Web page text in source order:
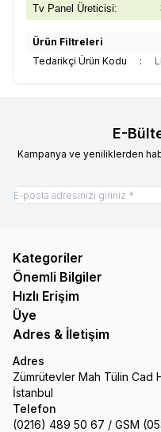
Tv Panel Üreticisi:
Ürün Filtreleri
Tedarikçi Ürün Kodu
:
E-
Kampanya ve yeniliklerden
Kategoriler
Önemli Bilgiler
Hızlı Erişim
Üye
Adres & İletişim
Adres
Zümrütevler Mah Tülin Cad
İstanbul
Telefon
(0216) 489 50 67 / GSM